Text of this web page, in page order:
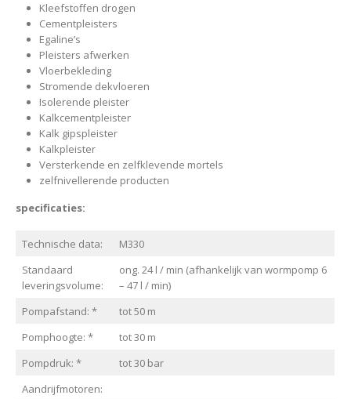
Kleefstoffen drogen
Cementpleisters
Egaline’s
Pleisters afwerken
Vloerbekleding
Stromende dekvloeren
Isolerende pleister
Kalkcementpleister
Kalk gipspleister
Kalkpleister
Versterkende en zelfklevende mortels
zelfnivellerende producten
specificaties:
Technische data:
M330
Standaard
leveringsvolume:
ong. 24 l / min (afhankelijk van wormpomp 6
– 47 l / min)
Pompafstand: *
tot 50 m
Pomphoogte: *
tot 30 m
Pompdruk: *
tot 30 bar
Aandrijfmotoren: